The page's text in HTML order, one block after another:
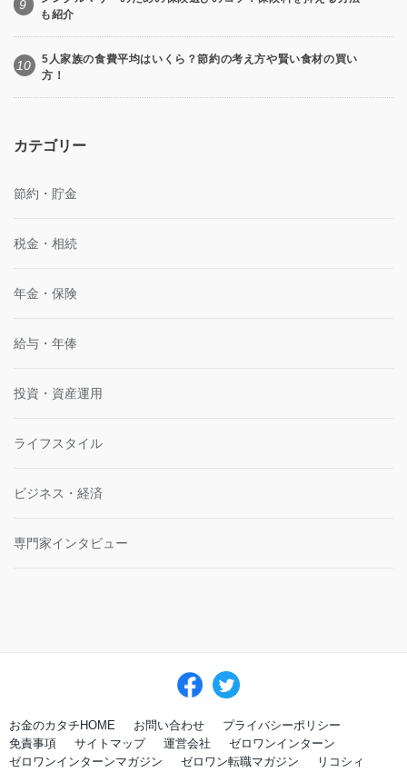
9
も紹介
10
5人家族の食費平均はいくら？節約の考え方や賢い食材の買い
方！
カテゴリー
節約・貯金
税金・相続
年金・保険
給与・年俸
投資・資産運用
ライフスタイル
ビジネス・経済
専門家インタビュー
お金のカタチHOME お問い合わせ
プライバシーポリシー
免責事項
サイトマップ 運営会社
ゼロワンインターン
ゼロワンインターンマガジン
ゼロワン転職マガジン リコシィ